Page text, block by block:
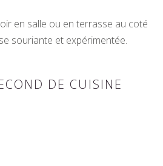
en salle ou en terrasse au coté
souriante et expérimentée.
DE CUISINE